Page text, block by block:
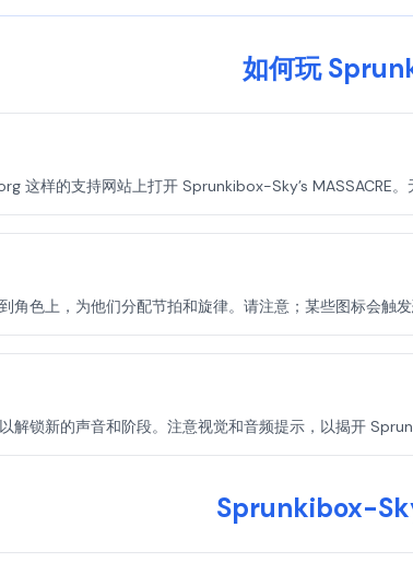
如何玩
这样的支持网站上打开 Sprunkibox-Sky’s MASSACRE
角色上，为他们分配节拍和旋律。请注意；某些图标会触
解锁新的声音和阶段。注意视觉和音频提示，以揭开
Sprunkibox-